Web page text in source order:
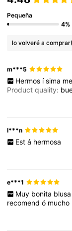
Pequeña
4%
lo volveré a comprar
m***5
Hermos ísima me
Product quality:
I***n
Est á hermosa
e***1
Muy bonita blusa
recomendó mucho